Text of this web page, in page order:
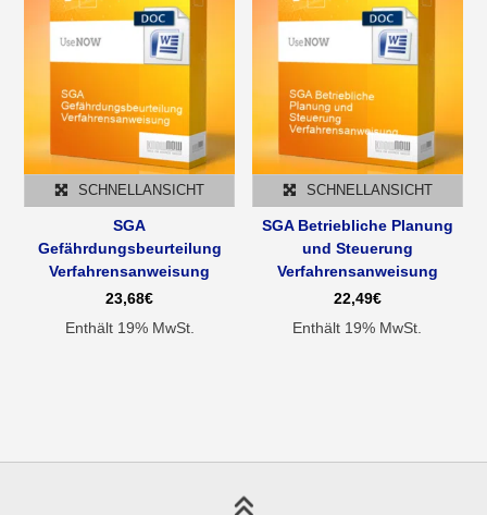
SCHNELLANSICHT
SGA
Gefährdungsbeurteilung
Verfahrensanweisung
23,68€
Enthält 19% MwSt.
SCHNELLANSICHT
SGA Betriebliche Planung
und Steuerung
Verfahrensanweisung
22,49€
Enthält 19% MwSt.